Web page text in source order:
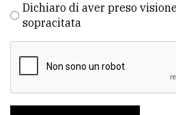
Dichiaro di aver preso
sopracitata